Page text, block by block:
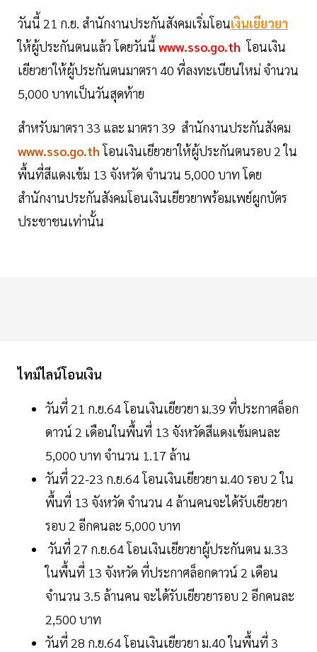
วันนี้ 21 ก.ย. สำนักงานประกันสังคมเริ่มโอนเงินเยียวยา
ให้ผู้ประกันตนแล้ว โดยวันนี้ www.sso.go.th โอนเงิน
เยียวยาให้ผู้ประกันตนมาตรา 40 ที่ลงทะเบียนใหม่ จำนวน
5,000 บาทเป็นวันสุดท้าย
สำหรับมาตรา 33 และ มาตรา 39 สำนักงานประกันสังคม
www.sso.go.thโอนเงินเยียวยาให้ผู้ประกันตนรอบ 2 ใน
พื้นที่สีแดงเข้ม 13 จังหวัด จำนวน 5,000 บาท โดย
สำนักงานประกันสังคมโอนเงินเยียวยาพร้อมเพย์ผูกบัตร
ประชาชนเท่านั้น
ไทม์ไลน์โอนเงิน
วันที่ 21 ก.ย.64 โอนเงินเยียวยา ม.39 ที่ประกาศล็อก
ดาวน์ 2 เดือนในพื้นที่ 13 จังหวัดสีแดงเข้มคนละ
5,000 บาท จำนวน 1.17 ล้าน
วันที่ 22-23 ก.ย.64 โอนเงินเยียวยา ม.40 รอบ 2 ใน
พื้นที่ 13 จังหวัด จำนวน 4 ล้านคนจะได้รับเยียวยา
รอบ 2 อีกคนละ 5,000 บาท
วันที่ 27 ก.ย.64 โอนเงินเยียวยาผู้ประกันตน ม.33
ในพื้นที่ 13 จังหวัด ที่ประกาศล็อกดาวน์ 2 เดือน
จำนวน 3.5 ล้านคน จะได้รับเยียวยารอบ 2 อีกคนละ
2,500 บาท
วันที่ 28 ก.ย.64 โอนเงินเยียวยา ม.40 ในพื้นที่ 3